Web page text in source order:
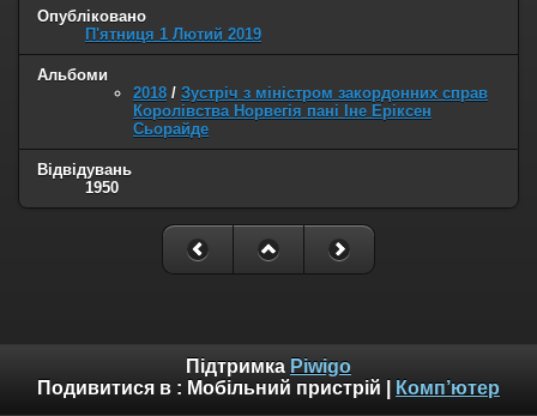
Опубліковано
П'ятниця 1 Лютий 2019
Альбоми
2018 / Зустріч з міністром закордонних справ
Королівства Норвегія пані Іне Еріксен
Сьорайде
Відвідувань
1950
Підтримка Piwigo
Подивитися в : Мобільний пристрій Комп’ютер